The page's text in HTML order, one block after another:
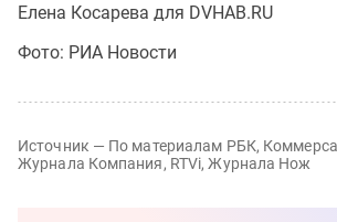
Елена Косарева для DVHAB.RU
Фото: РИА Новости
Источник — По материалам РБК,
Журнала Компания, RTVi, Журнала Нож